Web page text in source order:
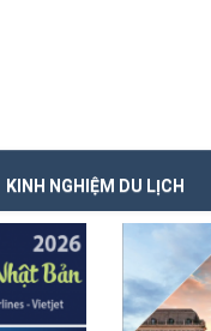
KINH NGHIỆM DU LỊCH